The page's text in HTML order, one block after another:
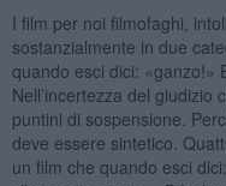
I film per noi filmofaghi,
sostanzialmente in due
quando esci dici: «ganzo!»
Nell’incertezza del giudizio
puntini di sospensione.
deve essere sintetico.
un film che quando esci